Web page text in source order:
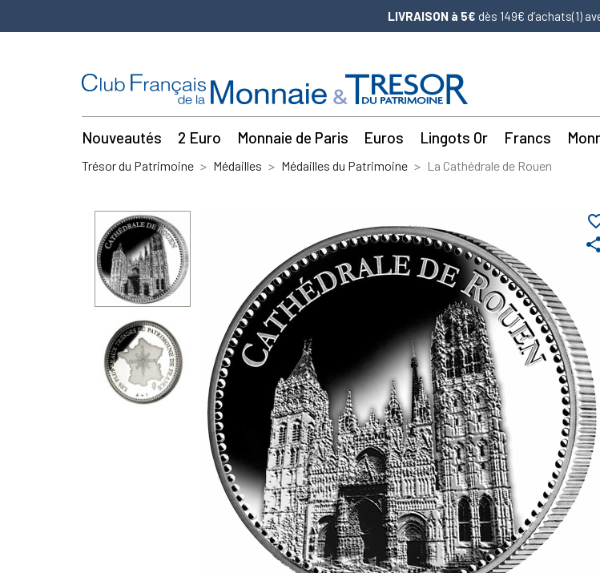
LIVRAISON à 5€ dès 149€ d’achats(1)
Nouveautés 2 Euro Monnaie de Paris Euros Lingots Or Francs
Trésor du Patrimoine Médailles Médailles du Patrimoine La Cathédrale de Rouen
share